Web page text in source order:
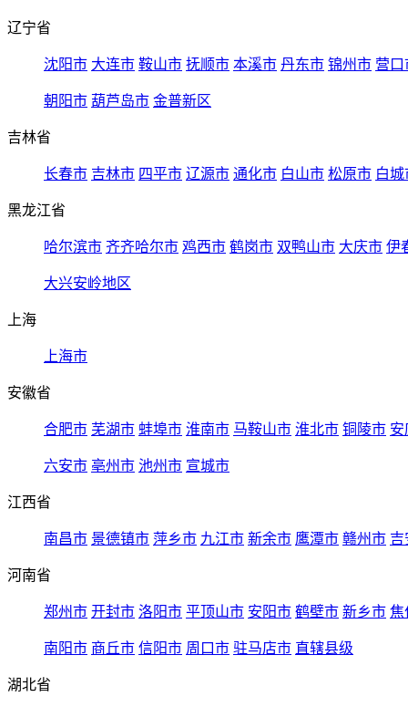
辽宁省
沈阳市 大连市 鞍山市 抚顺市 本溪市 丹东市 锦州市 营口
朝阳市 葫芦岛市 金普新区
吉林省
长春市 吉林市 四平市 辽源市 通化市 白山市 松原市 白城
黑龙江省
哈尔滨市 齐齐哈尔市 鸡西市 鹤岗市 双鸭山市 大庆市 伊
大兴安岭地区
上海
上海市
安徽省
合肥市 芜湖市 蚌埠市 淮南市 马鞍山市 淮北市 铜陵市 安
六安市 亳州市 池州市 宣城市
江西省
南昌市 景德镇市 萍乡市 九江市 新余市 鹰潭市 赣州市 吉
河南省
郑州市 开封市 洛阳市 平顶山市 安阳市 鹤壁市 新乡市 焦
南阳市 商丘市 信阳市 周口市 驻马店市 直辖县级
湖北省